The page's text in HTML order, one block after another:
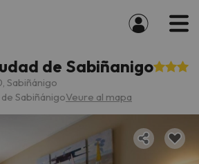
de Sabiñanigo
Sabiñánigo
SabiñánigoVeure al mapa